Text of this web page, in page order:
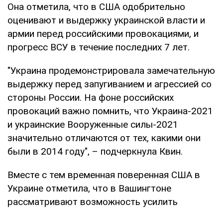
Она отметила, что в США одобрительно
оценивают и выдержку украинской власти и
армии перед российскими провокациями, и
прогресс ВСУ в течение последних 7 лет.
"Украина продемонстрировала замечательную
выдержку перед запугиванием и агрессией со
стороны России. На фоне российских
провокаций важно помнить, что Украина-2021
и украинские Вооруженные силы-2021
значительно отличаются от тех, какими они
были в 2014 году", – подчеркнула Квин.
Вместе с тем временная поверенная США в
Украине отметила, что в Вашингтоне
рассматривают возможность усилить